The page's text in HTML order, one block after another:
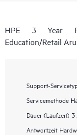
HPE 3 Year
Education/Retail
Support-
Servicemethode
Dauer (Laufzeit) 3
Antwortzeit